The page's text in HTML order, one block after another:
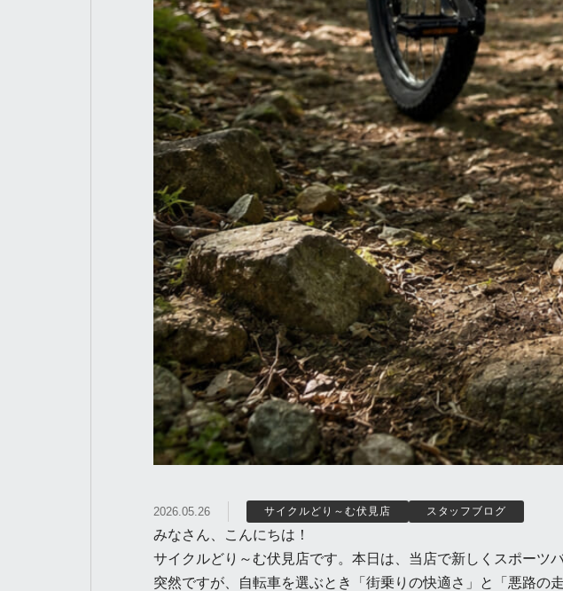
2026.05.26 サイクルどり～む伏見店 スタッフブログ
みなさん、こんにちは！
サイクルどり～む伏見店です。本日は、当店で新しくスポーツ
突然ですが、自転車を選ぶとき「街乗りの快適さ」と「悪路の